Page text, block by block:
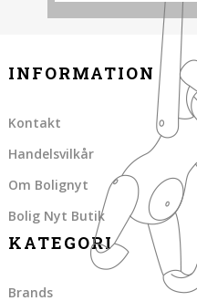
INFORMATION
Kontakt
Handelsvilkår
Om Bolignyt
Bolig Nyt Butik
KATEGORI
Brands